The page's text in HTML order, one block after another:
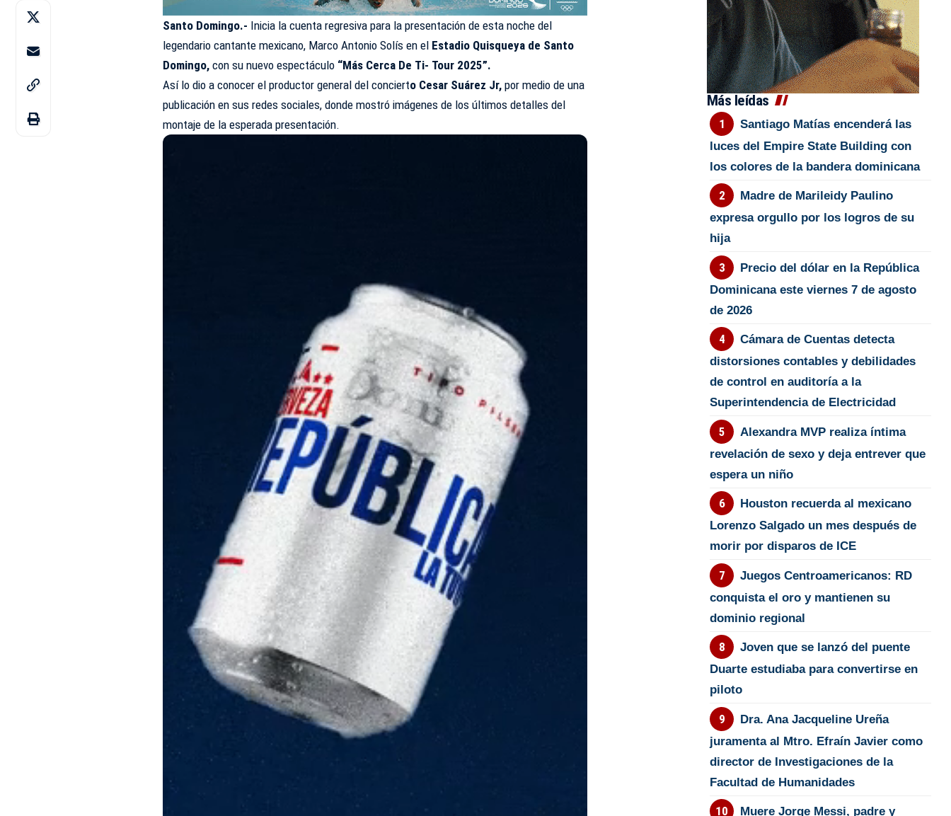
Santo Domingo.- Inicia la cuenta regresiva para la presentación de esta noche del
legendario cantante mexicano, Marco Antonio Solís en el Estadio Quisqueya de Santo
Domingo, con su nuevo espectáculo “Más Cerca De Ti- Tour 2025”.
Así lo dio a conocer el productor general del concierto Cesar Suárez Jr,por medio de una
publicación en sus redes sociales, donde mostró imágenes de los últimos detalles del
montaje de la esperada presentación.
Más leídas
Santiago Matías encenderá las
luces del Empire State Building con
los colores de la bandera dominicana
Madre de Marileidy Paulino
expresa orgullo por los logros de su
hija
Precio del dólar en la República
Dominicana este viernes 7 de agosto
de 2026
Cámara de Cuentas detecta
distorsiones contables y debilidades
de control en auditoría a la
Superintendencia de Electricidad
Alexandra MVP realiza íntima
revelación de sexo y deja entrever que
espera un niño
Houston recuerda al mexicano
Lorenzo Salgado un mes después de
morir por disparos de ICE
Juegos Centroamericanos: RD
conquista el oro y mantienen su
dominio regional
Joven que se lanzó del puente
Duarte estudiaba para convertirse en
piloto
Dra. Ana Jacqueline Ureña
juramenta al Mtro. Efraín Javier como
director de Investigaciones de la
Facultad de Humanidades
Muere Jorge Messi, padre y